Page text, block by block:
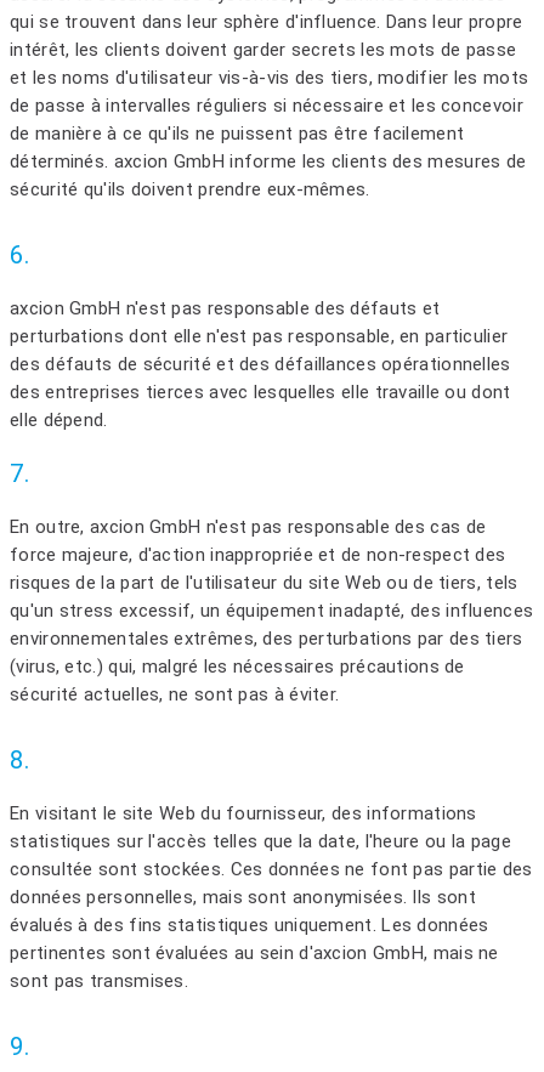
qui se trouvent dans leur sphère d'influence. Dans leur propre
intérêt, les clients doivent garder secrets les mots de passe
et les noms d'utilisateur vis-à-vis des tiers, modifier les mots
de passe à intervalles réguliers si nécessaire et les concevoir
de manière à ce qu'ils ne puissent pas être facilement
déterminés. axcion GmbH informe les clients des mesures de
sécurité qu'ils doivent prendre eux-mêmes.
6.
axcion GmbH n'est pas responsable des défauts et
perturbations dont elle n'est pas responsable, en particulier
des défauts de sécurité et des défaillances opérationnelles
des entreprises tierces avec lesquelles elle travaille ou dont
elle dépend.
7.
En outre, axcion GmbH n'est pas responsable des cas de
force majeure, d'action inappropriée et de non-respect des
risques de la part de l'utilisateur du site Web ou de tiers, tels
qu'un stress excessif, un équipement inadapté, des influences
environnementales extrêmes, des perturbations par des tiers
(virus, etc.) qui, malgré les nécessaires précautions de
sécurité actuelles, ne sont pas à éviter.
8.
En visitant le site Web du fournisseur, des informations
statistiques sur l'accès telles que la date, l'heure ou la page
consultée sont stockées. Ces données ne font pas partie des
données personnelles, mais sont anonymisées. Ils sont
évalués à des fins statistiques uniquement. Les données
pertinentes sont évaluées au sein d'axcion GmbH, mais ne
sont pas transmises.
9.